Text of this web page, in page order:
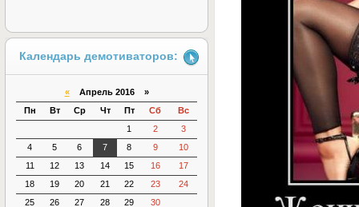
Календарь демотиваторов:
«Апрель 2016 »
Пн
Вт Ср Чт Пт Сб
Вс
1
2
3
4
5 6 7 8 9
10
11
12 13 14 15 16
17
18
19 20 21 22 23
24
25
26 27 28 29 30